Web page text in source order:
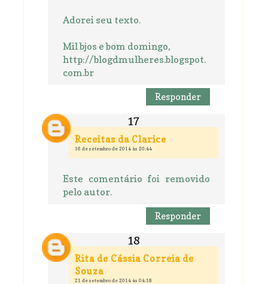
Adorei seu texto.
Mil bjos e bom domingo,
http://blogdmulheres.blogspot.
com.br
Responder
Receitas da Clarice
16 de setembro de 2014 às 20:44
Este comentário foi removido
pelo autor.
Responder
Rita de Cássia Correia de
Souza
21 de setembro de 2014 às 04:18